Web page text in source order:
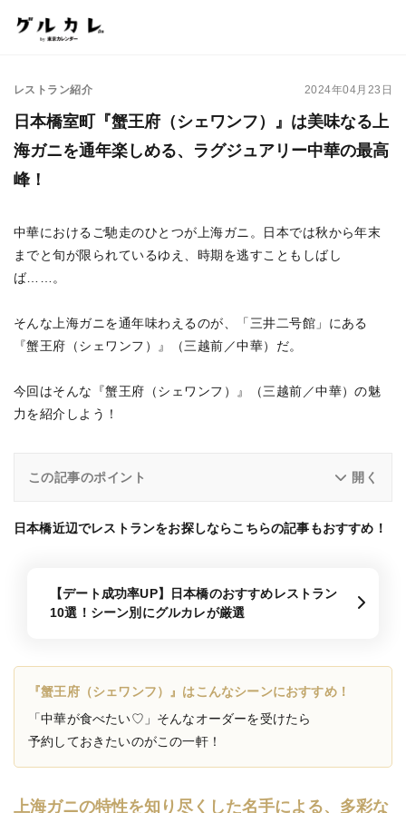
レストラン紹介 2024年04月23日
日本橋室町『蟹王府（シェワンフ）』は美味なる上
海ガニを通年楽しめる、ラグジュアリー中華の最高
峰！
中華におけるご馳走のひとつが上海ガニ。日本では秋から年末
までと旬が限られているゆえ、時期を逃すこともしばし
ば……。
そんな上海ガニを通年味わえるのが、「三井二号館」にある
『蟹王府（シェワンフ）』（三越前／中華）だ。
今回はそんな『蟹王府（シェワンフ）』（三越前／中華）の魅
力を紹介しよう！
この記事のポイント
日本橋近辺でレストランをお探しならこちらの記事もおすすめ！
【デート成功率UP】日本橋のおすすめレストラン
10選！シーン別にグルカレが厳選
『蟹王府（シェワンフ）』はこんなシーンにおすすめ！
「中華が食べたい♡」そんなオーダーを受けたら
予約しておきたいのがこの一軒！
上海ガニの特性を知り尽くした名手による、多彩な